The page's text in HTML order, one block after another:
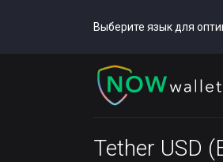
Выберите язык для
Tether USD